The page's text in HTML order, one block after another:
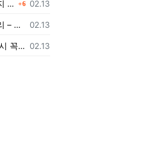
등록일
02.13
대구 동성로 휴대폰 성지 총정리 – 최저가 스마트폰 구매 가이드 6
등록일
02.13
광주 휴대폰 성지 총정리 – 지역별 최저가 구매 가이드
등록일
02.13
서울 휴대폰 성지 이용 시 꼭 알아야 할 주의사항!